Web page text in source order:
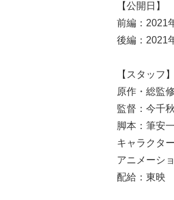
【公開日】
前編：2021
後編：2021
【スタッフ】
原作・総監
監督：今千秋
脚本：筆安
キャラクタ
アニメーシ
配給：東映